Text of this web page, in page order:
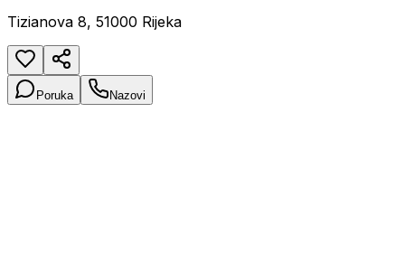
Tizianova 8, 51000 Rijeka
Poruka Nazovi